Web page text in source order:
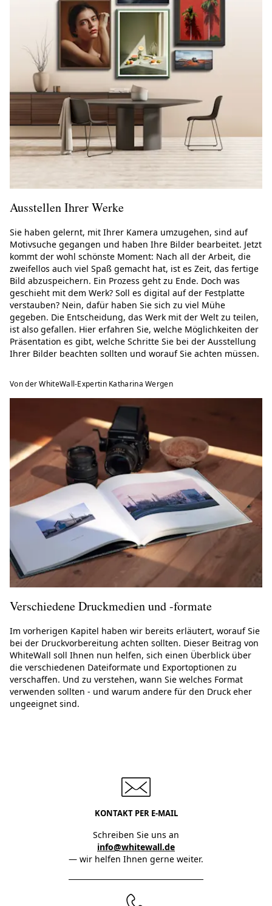
Ausstellen Ihrer Werke
Sie haben gelernt, mit Ihrer Kamera umzugehen, sind auf
Motivsuche gegangen und haben Ihre Bilder bearbeitet. Jetzt
kommt der wohl schönste Moment: Nach all der Arbeit, die
zweifellos auch viel Spaß gemacht hat, ist es Zeit, das fertige
Bild abzuspeichern. Ein Prozess geht zu Ende. Doch was
geschieht mit dem Werk? Soll es digital auf der Festplatte
verstauben? Nein, dafür haben Sie sich zu viel Mühe
gegeben. Die Entscheidung, das Werk mit der Welt zu teilen,
ist also gefallen. Hier erfahren Sie, welche Möglichkeiten der
Präsentation es gibt, welche Schritte Sie bei der Ausstellung
Ihrer Bilder beachten sollten und worauf Sie achten müssen.
Von der WhiteWall-Expertin Katharina Wergen
Verschiedene Druckmedien und -formate
Im vorherigen Kapitel haben wir bereits erläutert, worauf Sie
bei der Druckvorbereitung achten sollten. Dieser Beitrag von
WhiteWall soll Ihnen nun helfen, sich einen Überblick über
die verschiedenen Dateiformate und Exportoptionen zu
verschaffen. Und zu verstehen, wann Sie welches Format
verwenden sollten - und warum andere für den Druck eher
ungeeignet sind.
KONTAKT PER E-MAIL
Schreiben Sie uns an
info@whitewall.de
— wir helfen Ihnen gerne weiter.